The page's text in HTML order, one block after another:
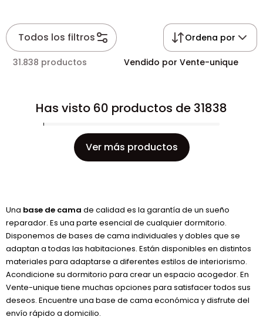
Todos los filtros Ordena por
31.838 productos Vendido por Vente-unique
Has visto 60 productos de 31838
Ver más productos
Una base de cama de calidad es la garantía de un sueño
reparador. Es una parte esencial de cualquier dormitorio.
Disponemos de bases de cama individuales y dobles que se
adaptan a todas las habitaciones. Están disponibles en distintos
materiales para adaptarse a diferentes estilos de interiorismo.
Acondicione su dormitorio para crear un espacio acogedor. En
Vente-unique tiene muchas opciones para satisfacer todos sus
deseos. Encuentre una base de cama económica y disfrute del
envío rápido a domicilio.